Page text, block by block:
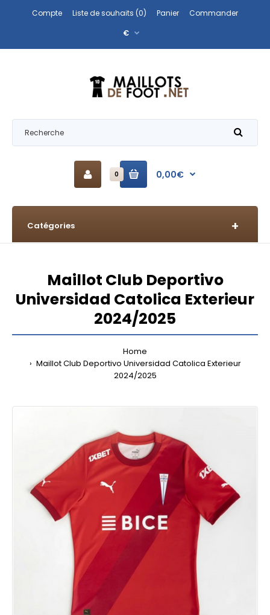
Compte Liste de souhaits (0) Panier
Commander
€
0 0,00€
Catégories
Maillot Club Deportivo
Universidad Catolica Exterieur
2024/2025
Home
Maillot Club Deportivo Universidad Catolica Exterieur
2024/2025